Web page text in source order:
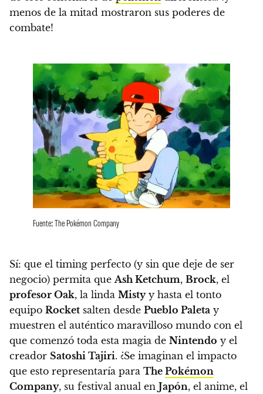
menos de la mitad mostraron sus poderes de
combate!
Fuente: The Pokémon Company
Sí: que el timing perfecto (y sin que deje de ser
negocio) permita que Ash Ketchum, Brock, el
profesor Oak, la linda Mistyy hasta el tonto
equipo Rocket salten desde Pueblo Paleta y
muestren el auténtico maravilloso mundo con el
que comenzó toda esta magia de Nintendo y el
creador Satoshi Tajiri. ¿Se imaginan el impacto
que esto representaría para The Pokémon
Company, su festival anual en Japón, el anime, el